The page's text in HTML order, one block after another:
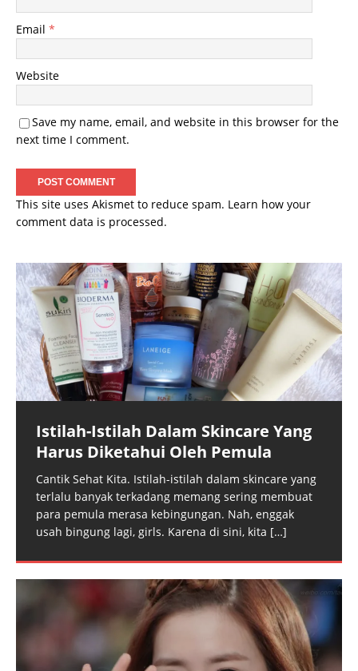
Email *
Website
Save my name, email, and website in this browser for the
next time I comment.
This site uses Akismet to reduce spam. Learn how your
comment data is processed.
Istilah-Istilah Dalam Skincare Yang
Harus Diketahui Oleh Pemula
Cantik Sehat Kita. Istilah-istilah dalam skincare yang
terlalu banyak terkadang memang sering membuat
para pemula merasa kebingungan. Nah, enggak
usah bingung lagi, girls. Karena di sini, kita […]